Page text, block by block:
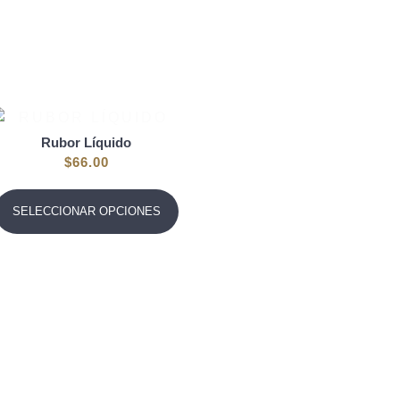
Rubor Líquido
$66.00
SELECCIONAR OPCIONES